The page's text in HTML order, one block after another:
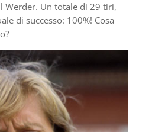
Werder. Un totale di 29 tiri,
di successo: 100%! Cosa